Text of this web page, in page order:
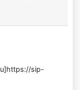
sip-